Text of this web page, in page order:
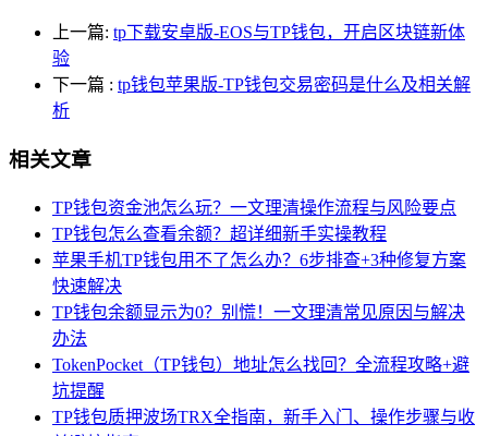
上一篇: tp下载安卓版-EOS与TP钱包，开启区块链新体
验
下一篇 : tp钱包苹果版-TP钱包交易密码是什么及相关解
析
相关文章
TP钱包资金池怎么玩？一文理清操作流程与风险要点
TP钱包怎么查看余额？超详细新手实操教程
苹果手机TP钱包用不了怎么办？6步排查+3种修复方案
快速解决
TP钱包余额显示为0？别慌！一文理清常见原因与解决
办法
TokenPocket（TP钱包）地址怎么找回？全流程攻略+避
坑提醒
TP钱包质押波场TRX全指南，新手入门、操作步骤与收